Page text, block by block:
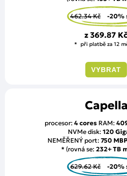
462.34 Kč -20%
z 369.87 Kč
při platbě za 12
VYBRAT
Capella
procesor: 4 coresRAM:
NVMe disk: 120
NEMĚŘENÝ port: 750
* (rovná se: 232+ TB
629.62 Kč -20%